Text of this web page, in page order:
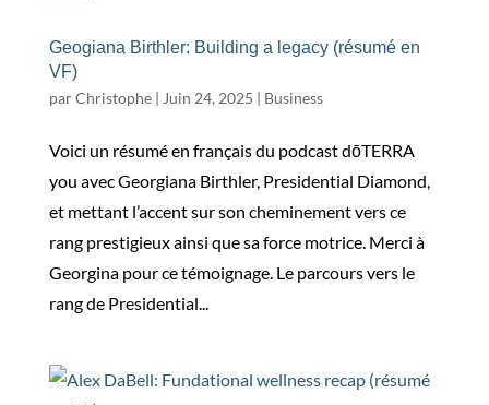
Geogiana Birthler: Building a legacy (résumé en
VF)
parChristophe| Juin 24, 2025 | Business
Voici un résumé en français du podcast dōTERRA
you avec Georgiana Birthler, Presidential Diamond,
et mettant l’accent sur son cheminement vers ce
rang prestigieux ainsi que sa force motrice. Merci à
Georgina pour ce témoignage. Le parcours vers le
rang de Presidential...